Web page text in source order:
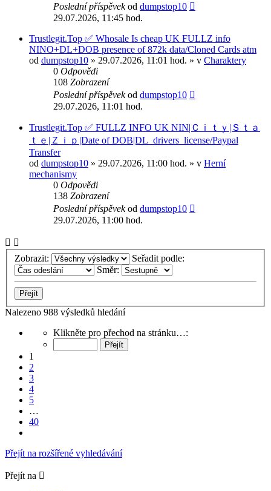
Poslední příspěvekod dumpstop10
29.07.2026, 11:45 hod.
Trustlegit.Top ✅ Whosale Is cheap UK FULLZ info
NINO+DL+DOB presence of 872k data/Cloned Cards atm
od dumpstop10 » 29.07.2026, 11:01 hod. » v Charaktery
0 Odpovědi
108 Zobrazení
Poslední příspěvekod dumpstop10
29.07.2026, 11:01 hod.
Trustlegit.Top ✅ FULLZ INFO UK NIN|Ｃｉｔｙ|Ｓｔａ
ｔｅ|Ｚｉｐ|Date of DOB|DL_drivers_license/Paypal
Transfer
od dumpstop10 » 29.07.2026, 11:00 hod. » v Herní
mechanismy
0 Odpovědi
138 Zobrazení
Poslední příspěvekod dumpstop10
29.07.2026, 11:00 hod.
Zobrazit:
Seřadit podle:
Směr:
Nalezeno 988 výsledků hledání
Stránka
z
40
Klikněte pro přechod na stránku…:
1
2
3
4
5
…
40
Přejít na rozšířené vyhledávání
Přejít na